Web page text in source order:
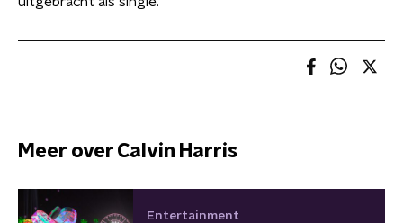
Meer over Calvin Harris
Entertainment